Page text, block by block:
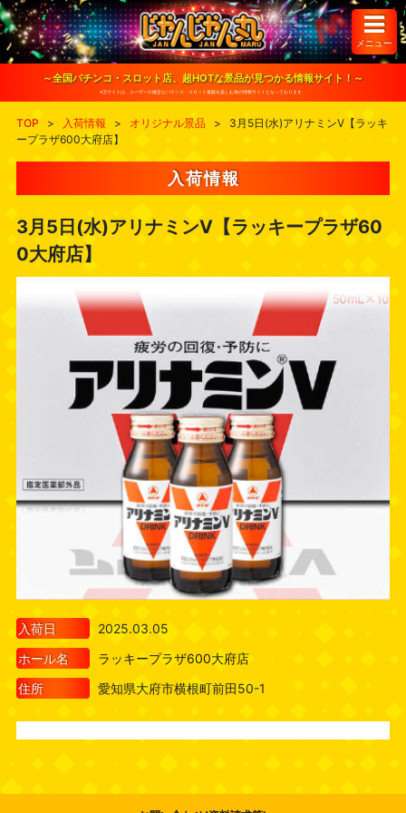
S
k
i
o
メニュー
～全国パチンコ・スロット店、超HOTな景品が見つかる情報サイト！～
※当サイトは、ユーザーが健全なパチンコ・スロット遊戯を楽しむ為の情報サイトとなっております。
TOP > 入荷情報 > オリジナル景品 >
3月5日(水)アリナミンV【ラッキ
ープラザ600大府店】
入荷情報
3月5日(水)アリナミンV【ラッキープラザ60
0大府店】
入荷日
2025.03.05
ホール名
ラッキープラザ600大府店
住所
愛知県大府市横根町前田50-1